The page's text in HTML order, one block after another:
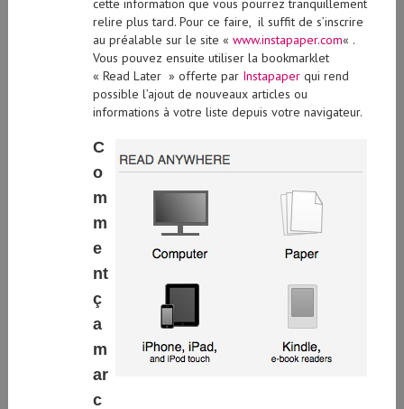
relire plus tard. Pour ce faire, il suffit de s’inscrire
au préalable sur le site « www.instapaper.com« .
Vous pouvez ensuite utiliser la bookmarklet
« Read Later » offerte par Instapaperqui rend
possible l’ajout de nouveaux articles ou
informations à votre liste depuis votre navigateur.
C
o
m
m
e
nt
ç
a
m
ar
c